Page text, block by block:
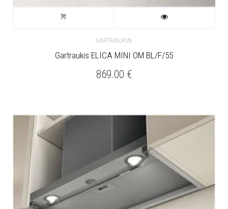
GARTRAUKIAI
Gartraukis ELICA MINI OM BL/F/55
869.00 €